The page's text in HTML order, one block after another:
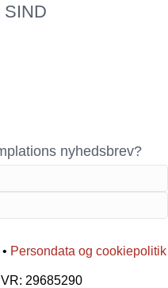
SIND
nyhedsbrev?
Persondata og cookiepolitik
29685290